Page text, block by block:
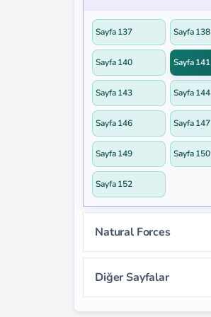
Sayfa 104
Sayfa 114 Sayfa 115
Sayfa 117 Sayfa 118
Sayfa 120
Sayfa 127 Sayfa 128
Sayfa 130 Sayfa 131
Sayfa 133 Sayfa 134
Sayfa 136
Sayfa 137 Sayfa 138
Sayfa 140 Sayfa 141
Sayfa 143 Sayfa 144
Sayfa 146 Sayfa 147
Sayfa 149 Sayfa 150
Sayfa 152
Natural Forces
Sayfa 156 Sayfa 157
Diğer Sayfalar
Sayfa 2 Sayfa 3